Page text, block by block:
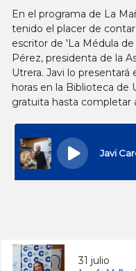
En el programa de La
tenido el placer de
escritor de 'La Médula
Pérez, presidenta de la
Utrera. Javi lo presentará
horas en la Biblioteca de
gratuita hasta completar
31 julio